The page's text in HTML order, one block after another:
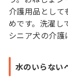
介護用品とし
めです。洗濯し
シニア犬の介護
水のいらない